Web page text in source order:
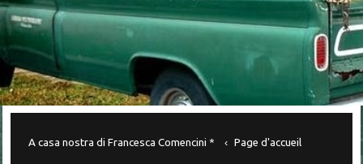
A casa nostra di Francesca Comencini * Page d'accueil